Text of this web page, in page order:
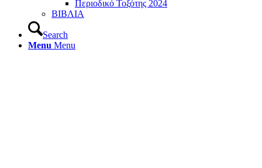
Περιοδικό Τοξότης 2024
ΒΙΒΛΙΑ
Search
Menu Menu